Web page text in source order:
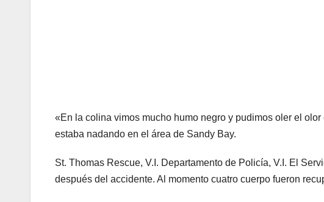
«En la colina vimos mucho humo negro y pudimos oler el
estaba nadando en el área de Sandy Bay.
St. Thomas Rescue, V.I. Departamento de Policía, V.I. El
después del accidente. Al momento cuatro cuerpo fueron